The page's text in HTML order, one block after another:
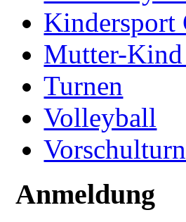
Kindersport
Mutter-Kind
Turnen
Volleyball
Anmeldung